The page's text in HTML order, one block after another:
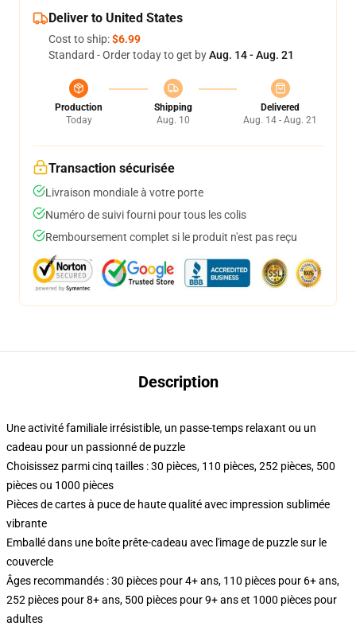
Deliver to United States
Cost to ship:$6.99
Standard - Order today to get byAug. 14 - Aug. 21
Production
Today
Shipping
Aug. 10
Delivered
Aug. 14 - Aug. 21
Transaction sécurisée
Livraison mondiale à votre porte
Numéro de suivi fourni pour tous les colis
Remboursement complet si le produit n'est pas reçu
Description
Une activité familiale irrésistible, un passe-temps relaxant ou un
cadeau pour un passionné de puzzle
Choisissez parmi cinq tailles : 30 pièces, 110 pièces, 252 pièces, 500
pièces ou 1000 pièces
Pièces de cartes à puce de haute qualité avec impression sublimée
vibrante
Emballé dans une boîte prête-cadeau avec l'image de puzzle sur le
couvercle
Âges recommandés : 30 pièces pour 4+ ans, 110 pièces pour 6+ ans,
252 pièces pour 8+ ans, 500 pièces pour 9+ ans et 1000 pièces pour
adultes